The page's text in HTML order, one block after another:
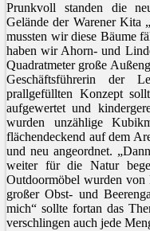
Prunkvoll standen die
Gelände der Warener Kita
mussten wir diese Bäume
haben wir Ahorn- und
Quadratmeter große
Geschäftsführerin der
prallgefüllten Konzept
aufgewertet und
wurden unzählige
flächendeckend auf dem
und neu angeordnet.
weiter für die Natur
Outdoormöbel wurden von
großer Obst- und
mich“ sollte fortan das
verschlingen auch jede